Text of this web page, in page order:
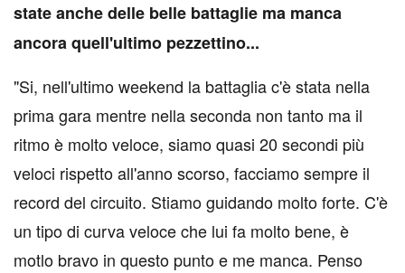
state anche delle belle battaglie ma manca
ancora quell'ultimo pezzettino...
"Si, nell'ultimo weekend la battaglia c'è stata nella
prima gara mentre nella seconda non tanto ma il
ritmo è molto veloce, siamo quasi 20 secondi più
veloci rispetto all'anno scorso, facciamo sempre il
record del circuito. Stiamo guidando molto forte. C'è
un tipo di curva veloce che lui fa molto bene, è
motlo bravo in questo punto e me manca. Penso